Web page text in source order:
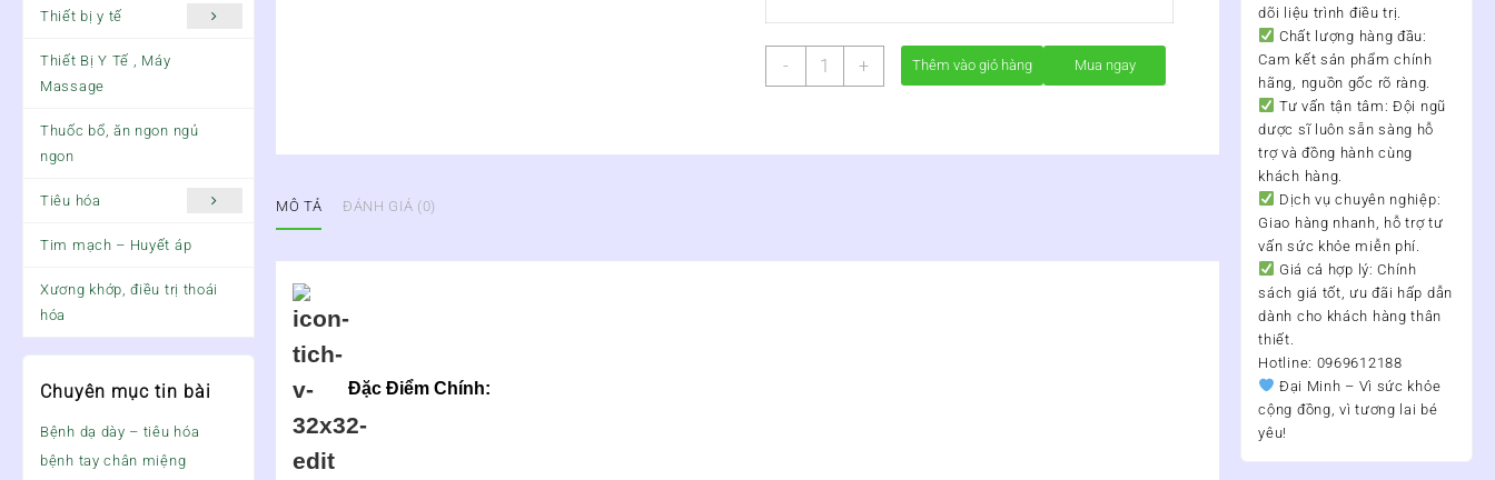
Thiết bị y tế
Thiết Bị Y Tế , Máy
Massage
Thuốc bổ, ăn ngon ngủ
ngon
Tiêu hóa
Tim mạch – Huyết áp
Xương khớp, điều trị thoái
hóa
Chuyên mục tin bài
Bệnh dạ dày – tiêu hóa
bệnh tay chân miệng
-
Nước
Nước
+ Thêm vào giỏ hàng Mua ngay
MÔ TẢ ĐÁNH GIÁ (0)
Đặc Điểm Chính:
dõi liệu trình điều trị.
Chất lượng hàng đầu:
Cam kết sản phẩm chính
hãng, nguồn gốc rõ ràng.
Tư vấn tận tâm: Đội ngũ
dược sĩ luôn sẵn sàng hỗ
trợ và đồng hành cùng
khách hàng.
Dịch vụ chuyên nghiệp:
Giao hàng nhanh, hỗ trợ tư
vấn sức khỏe miễn phí.
Giá cả hợp lý: Chính
sách giá tốt, ưu đãi hấp dẫn
dành cho khách hàng thân
thiết.
Hotline: 0969612188
Đại Minh – Vì sức khỏe
cộng đồng, vì tương lai bé
yêu!